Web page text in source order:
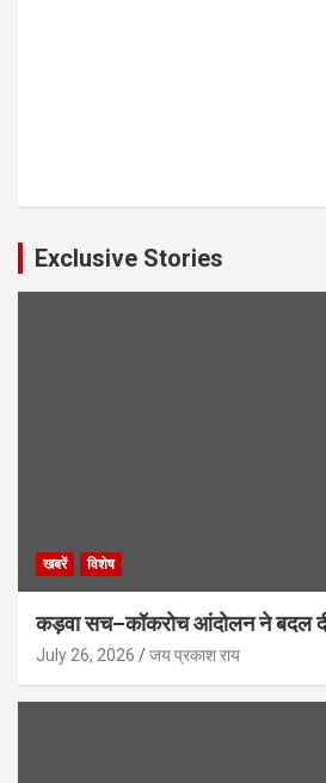
Exclusive Stories
खबरें विशेष
कड़वा सच–कॉकरोच आंदोलन ने बदल
July 26, 2026 जय प्रकाश राय